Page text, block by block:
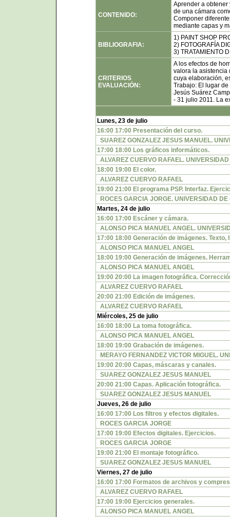
CONTENIDO:
Aprender a obtener
de una cámara
Componer
mediante capas y
BIBLIOGRAFIA:
1) PAINT SHOP
2) FOTOGRAFÍA
3) TRATAMIENTO
CRITERIOS
EVALUACIÓN:
A los efectos de
valora la asistencia
cuya elaboración,
Trabajo: El lugar
Jesús Suárez
- 31 julio 2011. La
Lunes, 23 de julio
16:00 17:00 Presentación del curso.
SUAREZ GONZALEZ JESUS MANUEL.
17:00 18:00 Los gráficos informáticos.
ALVAREZ CUERVO RAFAEL.
18:00 19:00 El color.
ALVAREZ CUERVO RAFAEL
19:00 21:00 El programa PSP. Interfaz.
ROCES GARCIA JORGE. UNIVERSIDAD DE
Martes, 24 de julio
16:00 17:00 Escáner y cámara.
ALONSO PICA MANUEL ANGEL.
17:00 18:00 Generación de imágenes. Texto,
ALONSO PICA MANUEL ANGEL
18:00 19:00 Generación de imágenes.
ALONSO PICA MANUEL ANGEL
19:00 20:00 La imagen fotográfica.
ALVAREZ CUERVO RAFAEL
20:00 21:00 Edición de imágenes.
ALVAREZ CUERVO RAFAEL
Miércoles, 25 de julio
16:00 18:00 La toma fotográfica.
ALONSO PICA MANUEL ANGEL
18:00 19:00 Grabación de imágenes.
MERAYO FERNANDEZ VICTOR MIGUEL.
19:00 20:00 Capas, máscaras y canales.
SUAREZ GONZALEZ JESUS MANUEL
20:00 21:00 Capas. Aplicación fotográfica.
SUAREZ GONZALEZ JESUS MANUEL
Jueves, 26 de julio
16:00 17:00 Los filtros y efectos digitales.
ROCES GARCIA JORGE
17:00 19:00 Efectos digitales. Ejercicios.
ROCES GARCIA JORGE
19:00 21:00 El montaje fotográfico.
SUAREZ GONZALEZ JESUS MANUEL
Viernes, 27 de julio
16:00 17:00 Formatos de archivos y
ALVAREZ CUERVO RAFAEL
17:00 19:00 Ejercicios generales.
ALONSO PICA MANUEL ANGEL